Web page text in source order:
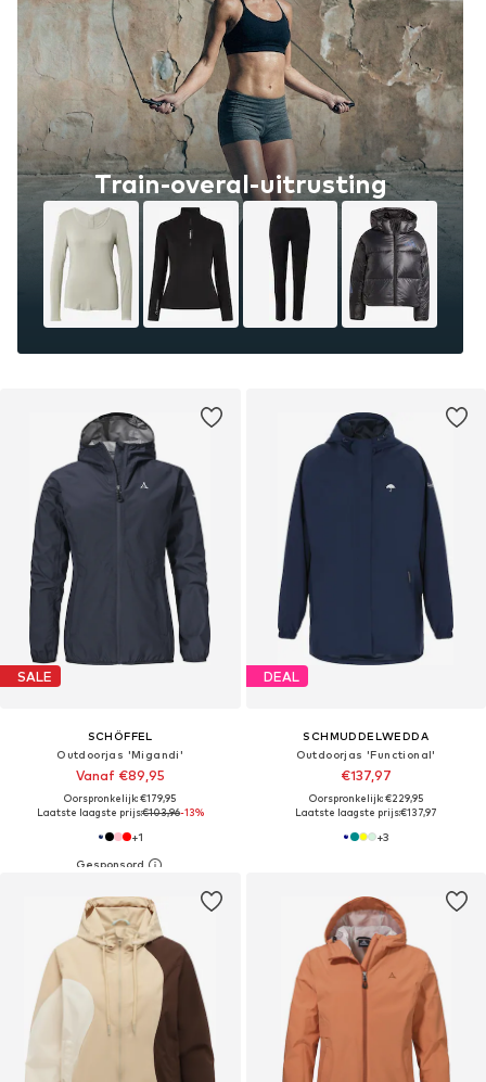
SALE
SCHÖFFEL
Outdoorjas 'Migandi'
Vanaf €89,95
Oorspronkelijk: €179,95
Laatste laagste prijs:€103,96-13%
+1
Train-overal-uitrusting
DEAL
SCHMUDDELWEDDA
Outdoorjas 'Functional'
€137,97
Oorspronkelijk: €229,95
Laatste laagste prijs:€137,97
+3